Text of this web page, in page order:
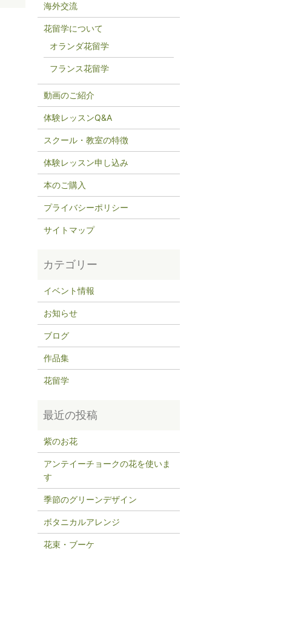
海外交流
花留学について
オランダ花留学
フランス花留学
動画のご紹介
体験レッスンQ&A
スクール・教室の特徴
体験レッスン申し込み
本のご購入
プライバシーポリシー
サイトマップ
イベント情報
お知らせ
ブログ
作品集
花留学
紫のお花
アンテイーチョークの花を使いま
す
季節のグリーンデザイン
ボタニカルアレンジ
花束・ブーケ